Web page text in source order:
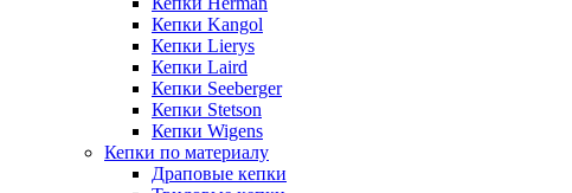
Кепки Kangol
Кепки Lierys
Кепки Laird
Кепки Seeberger
Кепки Stetson
Кепки Wigens
Кепки по материалу
Драповые кепки